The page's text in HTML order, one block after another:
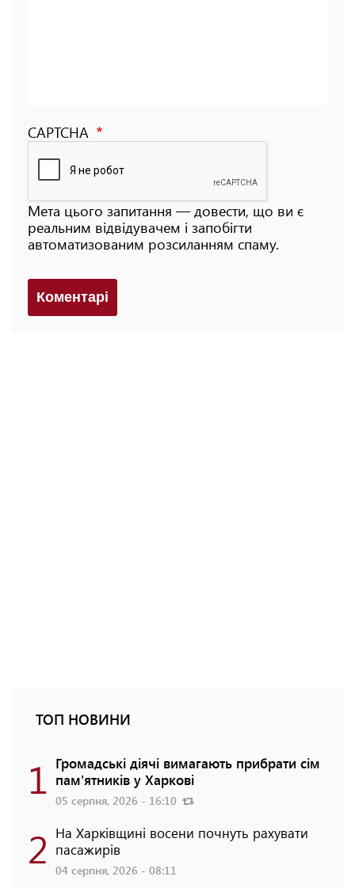
CAPTCHA
Мета цього запитання — довести, що ви є
реальним відвідувачем і запобігти
автоматизованим розсиланням спаму.
Коментарi
ТОП НОВИНИ
1 Громадські діячі вимагають прибрати сім
пам'ятників у Харкові
05 серпня, 2026 - 16:10
2 На Харківщині восени почнуть рахувати
пасажирів
04 серпня, 2026 - 08:11